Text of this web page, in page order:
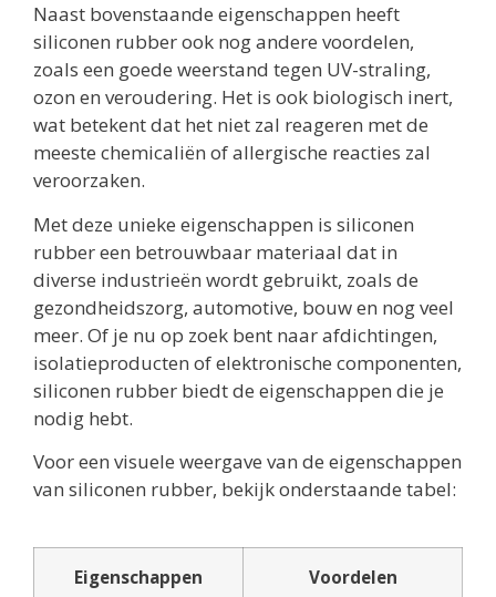
Naast bovenstaande eigenschappen heeft
siliconen rubber ook nog andere voordelen,
zoals een goede weerstand tegen UV-straling,
ozon en veroudering. Het is ook biologisch inert,
wat betekent dat het niet zal reageren met de
meeste chemicaliën of allergische reacties zal
veroorzaken.
Met deze unieke eigenschappen is siliconen
rubber een betrouwbaar materiaal dat in
diverse industrieën wordt gebruikt, zoals de
gezondheidszorg, automotive, bouw en nog veel
meer. Of je nu op zoek bent naar afdichtingen,
isolatieproducten of elektronische componenten,
siliconen rubber biedt de eigenschappen die je
nodig hebt.
Voor een visuele weergave van de eigenschappen
van siliconen rubber, bekijk onderstaande tabel:
Eigenschappen Voordelen